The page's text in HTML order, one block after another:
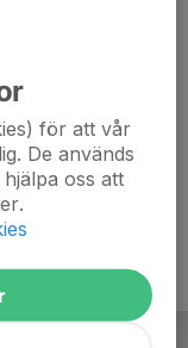
för att vår
De används
oss att